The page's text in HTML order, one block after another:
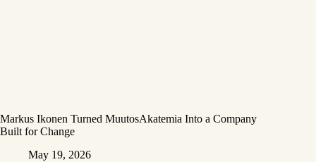
Markus Ikonen Turned MuutosAkatemia Into a Company
Built for Change
May 19, 2026